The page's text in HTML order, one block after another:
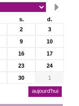
s.
d.
2
3
9
10
16
17
23
24
30 1
aujourd’hui